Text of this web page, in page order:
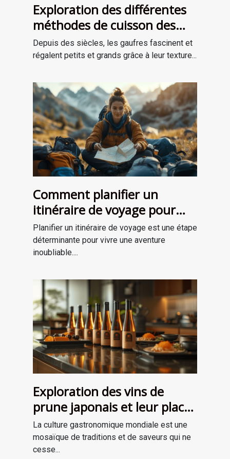
Exploration des différentes
méthodes de cuisson des
gaufres à travers les âges
Depuis des siècles, les gaufres fascinent et
régalent petits et grands grâce à leur texture...
Comment planifier un
itinéraire de voyage pour
une aventure mémorable
Planifier un itinéraire de voyage est une étape
déterminante pour vivre une aventure
inoubliable....
Exploration des vins de
prune japonais et leur place
dans la gastronomie
moderne
La culture gastronomique mondiale est une
mosaïque de traditions et de saveurs qui ne
cesse...